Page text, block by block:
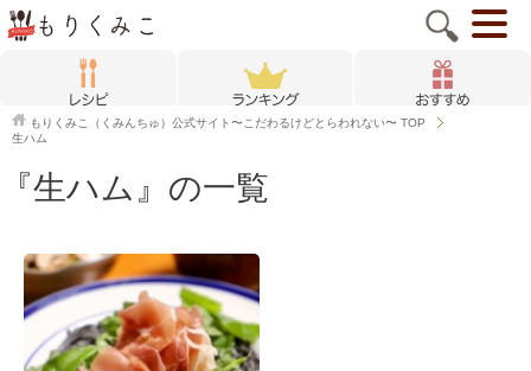
もりくみこ（くみんちゅ）公式サイト〜こだわるけどとらわれない〜 TOP
生ハム
『生ハム』の一覧